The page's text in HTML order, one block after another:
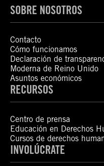
SOBRE NOSOTROS
Contacto
Cómo funcionamos
Declaración de
Moderna de Reino Unido
Asuntos económicos
RECURSOS
Centro de prensa
Educación en Derechos
Cursos de derechos
INVOLÚCRATE